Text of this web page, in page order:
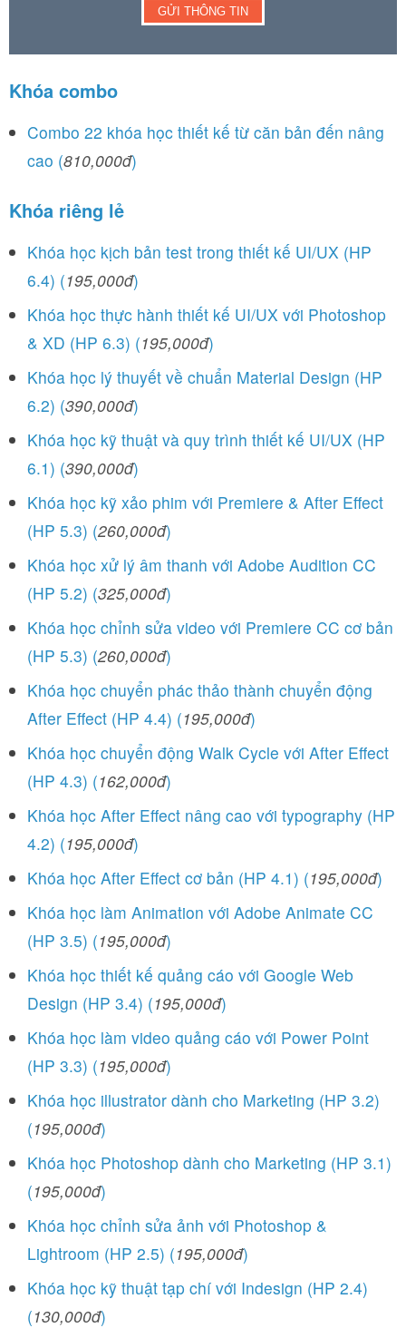
Khóa combo
Combo 22 khóa học thiết kế từ căn bản đến nâng
cao (810,000đ)
Khóa riêng lẻ
Khóa học kịch bản test trong thiết kế UI/UX (HP
6.4) (195,000đ)
Khóa học thực hành thiết kế UI/UX với Photoshop
& XD (HP 6.3) (195,000đ)
Khóa học lý thuyết về chuẩn Material Design (HP
6.2) (390,000đ)
Khóa học kỹ thuật và quy trình thiết kế UI/UX (HP
6.1) (390,000đ)
Khóa học kỹ xảo phim với Premiere & After Effect
(HP 5.3) (260,000đ)
Khóa học xử lý âm thanh với Adobe Audition CC
(HP 5.2) (325,000đ)
Khóa học chỉnh sửa video với Premiere CC cơ bản
(HP 5.3) (260,000đ)
Khóa học chuyển phác thảo thành chuyển động
After Effect (HP 4.4) (195,000đ)
Khóa học chuyển động Walk Cycle với After Effect
(HP 4.3) (162,000đ)
Khóa học After Effect nâng cao với typography (HP
4.2) (195,000đ)
Khóa học After Effect cơ bản (HP 4.1) (195,000đ)
Khóa học làm Animation với Adobe Animate CC
(HP 3.5) (195,000đ)
Khóa học thiết kế quảng cáo với Google Web
Design (HP 3.4) (195,000đ)
Khóa học làm video quảng cáo với Power Point
(HP 3.3) (195,000đ)
Khóa học illustrator dành cho Marketing (HP 3.2)
(195,000đ)
Khóa học Photoshop dành cho Marketing (HP 3.1)
(195,000đ)
Khóa học chỉnh sửa ảnh với Photoshop &
Lightroom (HP 2.5) (195,000đ)
Khóa học kỹ thuật tạp chí với Indesign (HP 2.4)
(130,000đ)